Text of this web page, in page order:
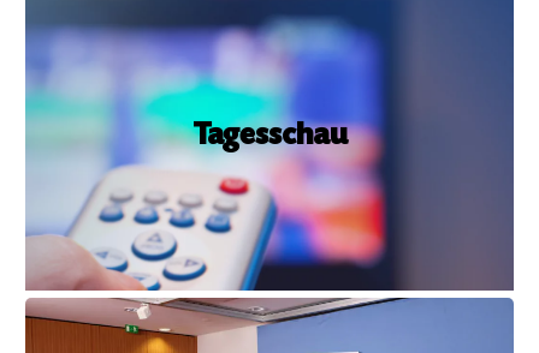
Tagesschau
16.08.2022, Tagesschau 15.00
Uhr
In der Tagesschau um 15.00 geht es unter
anderem um den Antidiskriminierungsbericht.